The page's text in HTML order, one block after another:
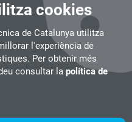
cookies
de Catalunya utilitza
l'experiència de
Per obtenir més
consultar la política de
online
2026